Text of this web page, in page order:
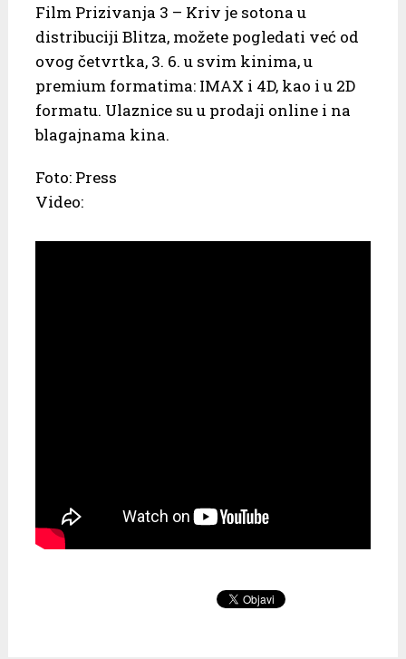
Film Prizivanja 3 – Kriv je sotona u
distribuciji Blitza, možete pogledati već od
ovog četvrtka, 3. 6. u svim kinima, u
premium formatima: IMAX i 4D, kao i u 2D
formatu. Ulaznice su u prodaji online i na
blagajnama kina.
Foto: Press
Video: